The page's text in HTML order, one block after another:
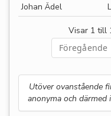
Johan Ädel
Visar 1 till
Föregående
Utöver ovanstående
anonyma och